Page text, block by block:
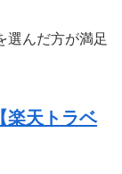
選んだ方が満足
楽天トラベ